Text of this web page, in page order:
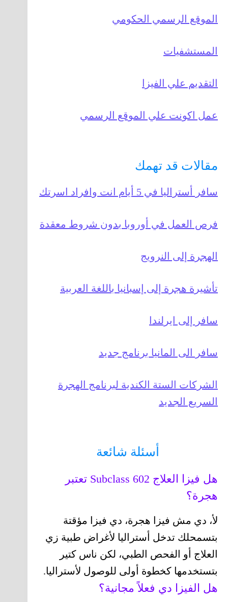
الموقع الرسمي الحكومي
المستشفيات
التقديم علي الفيزا
عمل اكونت علي الموقع الرسمي
مقالات قد تهمك
سافر أستراليا في 5 أيام انت وافراد اسرتك
فرص العمل في أوروبا بدون شروط معقدة
الهجرة إلى النرويج
تأشيرة هجرة إلى إسبانيا باللغة العربية
سافر إلى ايرلندا
سافر الى المانيا برنامج جديد
الشركات الستة الكندية لبرنامج الهجرة
السريع الجديد
أسئلة شائعة
هل فيزا العلاج Subclass 602 تعتبر
هجرة؟
لأ، دي مش فيزا هجرة، دي فيزا مؤقتة
بتسمحلك تدخل أستراليا لأغراض طبية زي
العلاج أو الفحص الطبي، لكن ناس كتير
بتستخدمها كخطوة أولى للوصول لأستراليا.
هل الفيزا دي فعلاً مجانية؟